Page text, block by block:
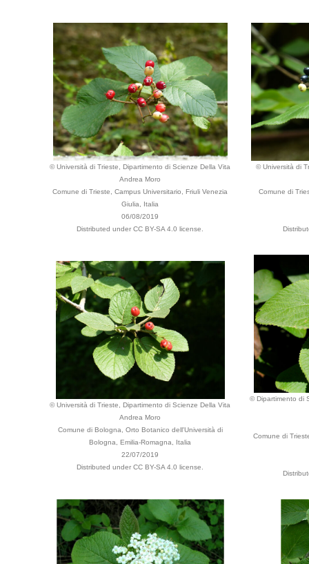
© Università di Trieste, Dipartimento di Scienze Della Vita
Andrea Moro
Comune di Trieste, Campus Universitario, Friuli Venezia
Giulia, Italia
06/08/2019
Distributed under CC BY-SA 4.0 license.
© Università di
Comune di
© Università di Trieste, Dipartimento di Scienze Della Vita
Andrea Moro
Comune di Bologna, Orto Botanico dell'Università di
Bologna, Emilia-Romagna, Italia
22/07/2019
Distributed under CC BY-SA 4.0 license.
© Dipartimento di
Comune di